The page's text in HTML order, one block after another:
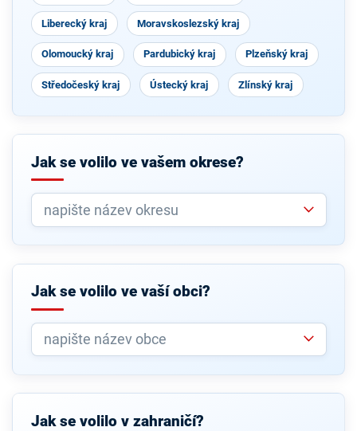
Liberecký kraj Moravskoslezský kraj
Olomoucký kraj Pardubický kraj Plzeňský kraj
Středočeský kraj Ústecký kraj Zlínský kraj
Jak se volilo ve vašem okrese?
Jak se volilo ve vaší obci?
Jak se volilo v zahraničí?